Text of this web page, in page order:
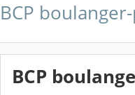
BCP
BCP